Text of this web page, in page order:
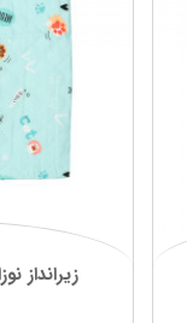
زیرانداز